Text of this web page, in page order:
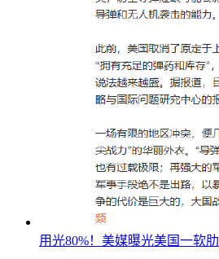
用光80%！美媒曝光美国一软肋